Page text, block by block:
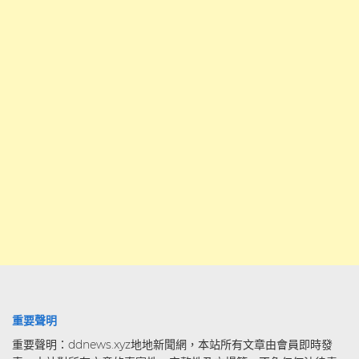
重要聲明
重要聲明：ddnews.xyz地地新聞網，本站所有文章由會員即時發